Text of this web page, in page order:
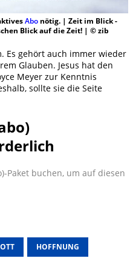
Abonötig. | Zeit im Blick -
Blick auf die Zeit! | © zib
Es gehört auch immer wieder
Glauben. Jesus hat den
Meyer zur Kenntnis
sollte sie die Seite
Paket buchen, um auf diesen
HOFFNUNG